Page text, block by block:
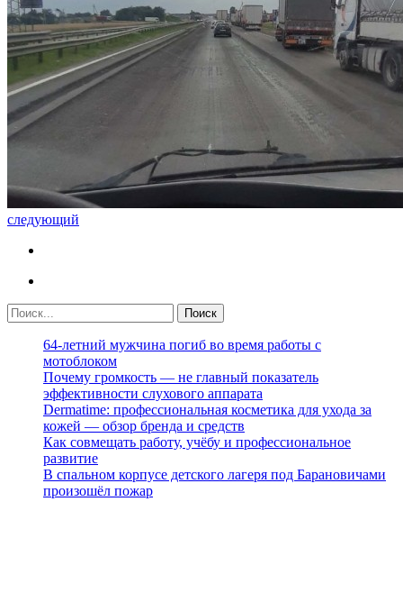
следующий
64-летний мужчина погиб во время работы с
мотоблоком
Почему громкость — не главный показатель
эффективности слухового аппарата
Dermatime: профессиональная косметика для ухода за
кожей — обзор бренда и средств
Как совмещать работу, учёбу и профессиональное
развитие
В спальном корпусе детского лагеря под Барановичами
произошёл пожар